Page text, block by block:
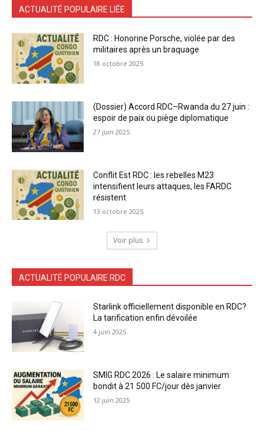
ACTUALITÉ POPULAIRE LIÉE
RDC : Honorine Porsche, violée par des
militaires après un braquage
18 octobre 2025
(Dossier) Accord RDC–Rwanda du 27 juin :
espoir de paix ou piège diplomatique
27 juin 2025
Conflit Est RDC : les rebelles M23
intensifient leurs attaques, les FARDC
résistent
13 octobre 2025
Voir plus
ACTUALITÉ POPULAIRE RDC
Starlink officiellement disponible en RDC?
La tarification enfin dévoilée
4 juin 2025
SMIG RDC 2026 : Le salaire minimum
bondit à 21 500 FC/jour dès janvier
12 juin 2025